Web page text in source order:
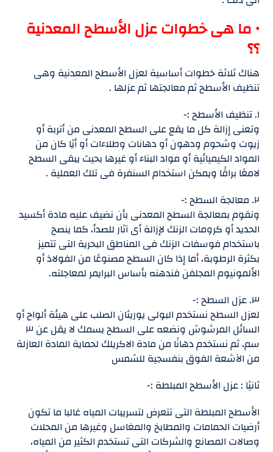
• ما هى خطوات عزل الأسطح المعدنية
؟؟
هناك ثلاثة خطوات أساسية لعزل الأسطح المعدنية وهى
تنظيف الأسطح ثم معالجتها ثم عزلها .
١. تنظيف الأسطح :-
وتعنى إزالة كل ما يقع على السطح المعدنى من أتربة أو
زيوت وشحوم ودهون أو دهانات وطلاءات أو أيًا كان من
المواد الكيميائية أو مواد البناء أو غيرها بحيث يبقى السطح
لامعًا براقًا ويمكن استخدام السنفرة فى تلك العملية .
٢. معالجة السطح :-
ونقوم بمعالجة السطح المعدنى بأن نضيف عليه مادة أكسيد
الحديد أو كرومات الزنك لإزالة أى آثار للصدأ، كما ينصح
باستخدام فوسفات الزنك فى المناطق البحرية التى تتميز
بكثرة الرطوبة، أما إذا كان السطح مصنوعًا من الفولاذ أو
الألمونيوم المجلفن فندهنه بأساس البرايمر لمعاجلته.
٣. عزل السطح :-
لعزل السطح نستخدم البولى يوريثان الصلب على هيئة ألواح أو
السائل المرشوش ونضعه على السطح بسمك لا يقل عن ٣
سم، ثم نستخدم دهانًا من مادة الاكريلك لحماية المادة العازلة
من الآشعة الفوق بنفسجية للشمس
ثانيًا : عزل الأسطح المبلطة :-
الأسطح المبلطة التى تتعرض لتسريبات المياه غالبا ما تكون
أرضيات الحمامات والمطابخ والمغاسل وغيرها من المحلات
وصالات المصانع والشركات التى تستخدم الكثير من المياه،